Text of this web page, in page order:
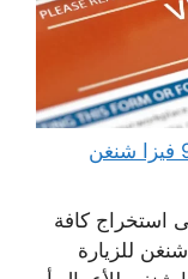
مكتب استخراج فيزا شنغن 98951133 فيزا شنغن
استخراج كافة
للزيارة